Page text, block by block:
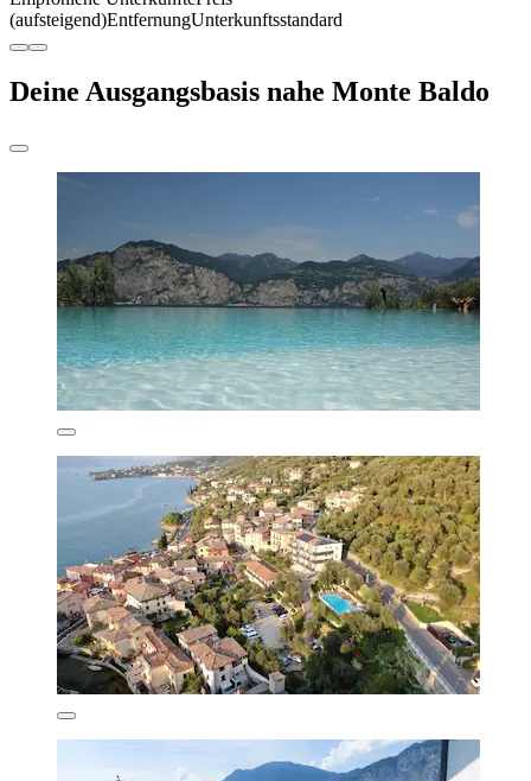
(aufsteigend)EntfernungUnterkunftsstandard
Deine Ausgangsbasis nahe Monte Baldo